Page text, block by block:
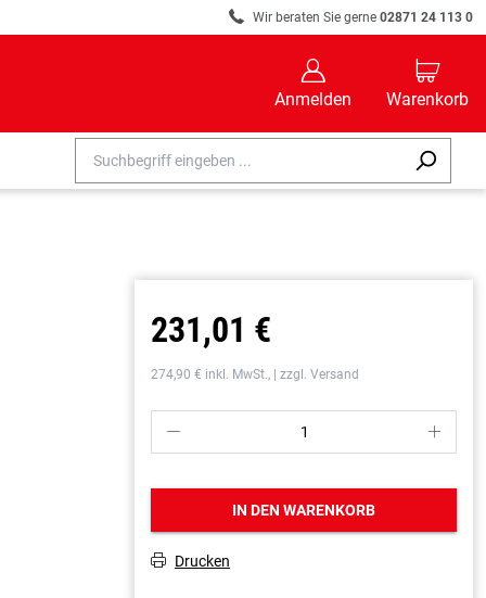
R Wir beraten Sie gerne 02871 24 113 0
B
Anmelden
C
Warenkorb
231,01 €
274,90 € inkl. MwSt., | zzgl. Versand
P S
IN DEN WARENKORB
T Drucken